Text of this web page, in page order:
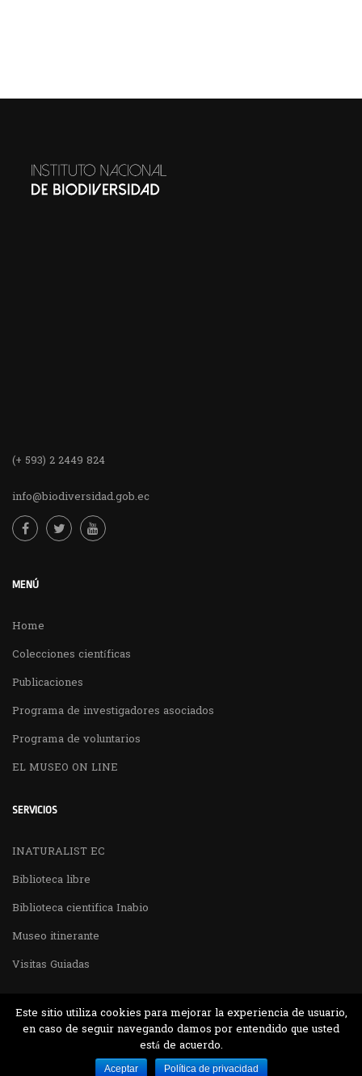
(+ 593) 2 2449 824
info@biodiversidad.gob.ec
MENÚ
Home
Colecciones científicas
Publicaciones
Programa de investigadores asociados
Programa de voluntarios
EL MUSEO ON LINE
SERVICIOS
INATURALIST EC
Biblioteca libre
Biblioteca cientifica Inabio
Museo itinerante
Visitas Guiadas
Desarrollado por MJTEC.
Este sitio utiliza cookies para mejorar la experiencia de usuario,
en caso de seguir navegando damos por entendido que usted
está de acuerdo.
Aceptar Política de privacidad